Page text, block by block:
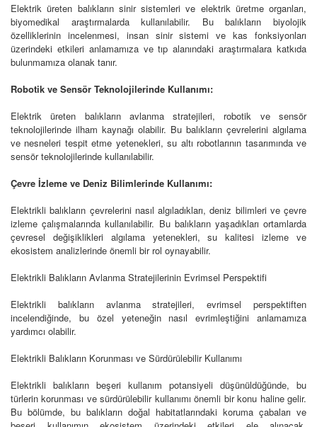
Elektrik üreten balıkların sinir sistemleri ve elektrik üretme organları,
biyomedikal araştırmalarda kullanılabilir. Bu balıkların biyolojik
özelliklerinin incelenmesi, insan sinir sistemi ve kas fonksiyonları
üzerindeki etkileri anlamamıza ve tıp alanındaki araştırmalara katkıda
bulunmamıza olanak tanır.
Robotik ve Sensör Teknolojilerinde Kullanımı:
Elektrik üreten balıkların avlanma stratejileri, robotik ve sensör
teknolojilerinde ilham kaynağı olabilir. Bu balıkların çevrelerini algılama
ve nesneleri tespit etme yetenekleri, su altı robotlarının tasarımında ve
sensör teknolojilerinde kullanılabilir.
Çevre İzleme ve Deniz Bilimlerinde Kullanımı:
Elektrikli balıkların çevrelerini nasıl algıladıkları, deniz bilimleri ve çevre
izleme çalışmalarında kullanılabilir. Bu balıkların yaşadıkları ortamlarda
çevresel değişiklikleri algılama yetenekleri, su kalitesi izleme ve
ekosistem analizlerinde önemli bir rol oynayabilir.
Elektrikli Balıkların Avlanma Stratejilerinin Evrimsel Perspektifi
Elektrikli balıkların avlanma stratejileri, evrimsel perspektiften
incelendiğinde, bu özel yeteneğin nasıl evrimleştiğini anlamamıza
yardımcı olabilir.
Elektrikli Balıkların Korunması ve Sürdürülebilir Kullanımı
Elektrikli balıkların beşeri kullanım potansiyeli düşünüldüğünde, bu
türlerin korunması ve sürdürülebilir kullanımı önemli bir konu haline gelir.
Bu bölümde, bu balıkların doğal habitatlarındaki koruma çabaları ve